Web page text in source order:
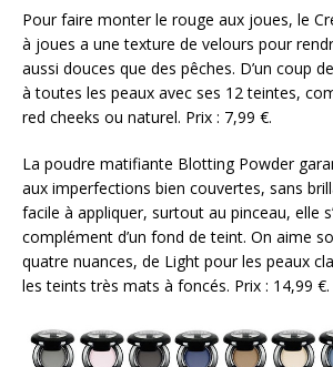
Pour faire monter le rouge aux joues, le
à joues a une texture de velours pour
aussi douces que des pêches. D’un coup
à toutes les peaux avec ses 12 teintes,
red cheeks ou naturel. Prix : 7,99 €.
La poudre matifiante Blotting Powder
aux imperfections bien couvertes, sans
facile à appliquer, surtout au pinceau, elle
complément d’un fond de teint. On aime
quatre nuances, de Light pour les peaux
les teints très mats à foncés. Prix : 14,99 €.